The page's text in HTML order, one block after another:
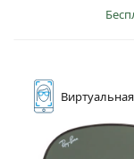
Виртуальная